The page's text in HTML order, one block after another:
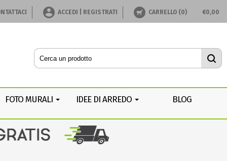
ACCEDI | REGISTRATI CARRELLO (0) €0,00
FOTO MURALI IDEE DI ARREDO BLOG